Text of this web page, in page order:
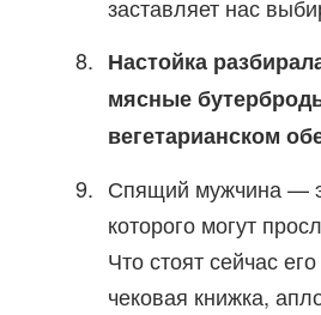
заставляет нас
Настойка
мясные
вегетарианском
Спящий мужчина —
которого могут
Что стоят сейчас
чековая книжка,